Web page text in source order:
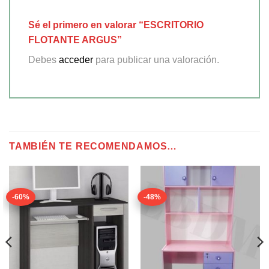
Sé el primero en valorar “ESCRITORIO
FLOTANTE ARGUS”
Debes acceder para publicar una valoración.
TAMBIÉN TE RECOMENDAMOS…
-60% -48%